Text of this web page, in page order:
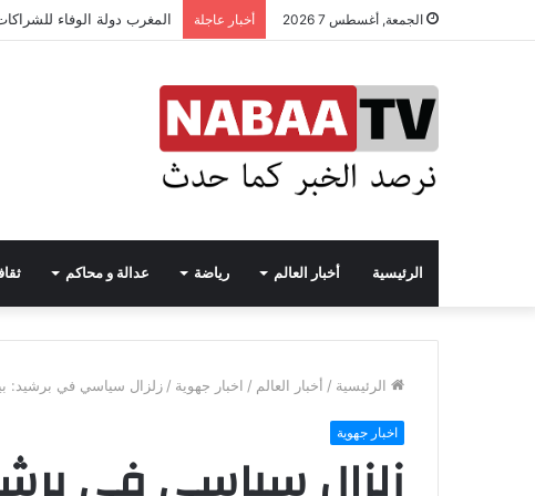
الجمعة, أغسطس 7 2026 أخبار عاجلة المغرب دولة الوفاء
الرئيسية أخبار العالم رياضة عدالة و محاكم
الرئيسية / أخبار العالم / اخبار جهوية / زلزال سياسي في برشيد:
اخبار جهوية